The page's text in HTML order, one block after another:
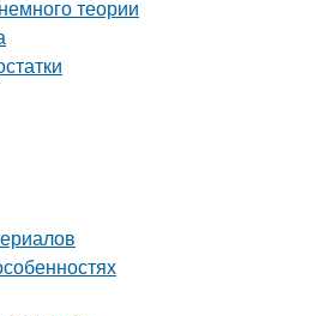
теории